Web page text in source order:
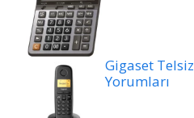
Gigaset
Yorumları